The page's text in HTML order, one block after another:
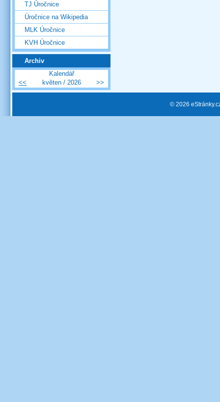
TJ Úročnice
Úročnice na Wikipedia
MLK Úročnice
KVH Úročnice
Archiv
Kalendář
<<
květen / 2026 >>
© 2026